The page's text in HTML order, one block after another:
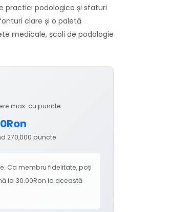
practici podologice și sfaturi
clare și o paletă
medicale, școli de podologie
max. cu puncte
270,000 puncte
Ca membru fidelitate, poți
la 30.00Ron la această